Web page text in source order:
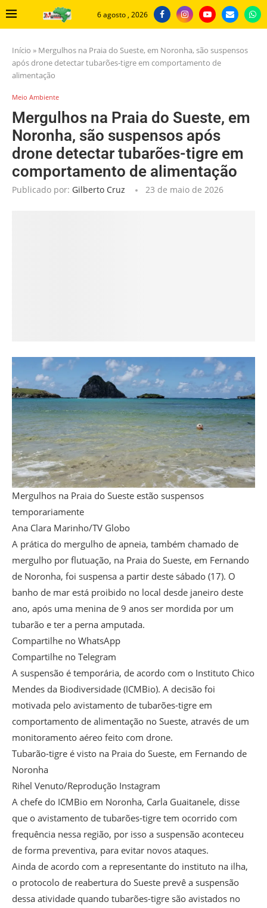
6 agosto , 2026
Início » Mergulhos na Praia do Sueste, em Noronha, são suspensos
após drone detectar tubarões-tigre em comportamento de
alimentação
Meio Ambiente
Mergulhos na Praia do Sueste, em
Noronha, são suspensos após
drone detectar tubarões-tigre em
comportamento de alimentação
Publicado por: Gilberto Cruz 23 de maio de 2026
Mergulhos na Praia do Sueste estão suspensos
temporariamente
Ana Clara Marinho/TV Globo
A prática do mergulho de apneia, também chamado de
mergulho por flutuação, na Praia do Sueste, em Fernando
de Noronha, foi suspensa a partir deste sábado (17). O
banho de mar está proibido no local desde janeiro deste
ano, após uma menina de 9 anos ser mordida por um
tubarão e ter a perna amputada.
Compartilhe no WhatsApp
Compartilhe no Telegram
A suspensão é temporária, de acordo com o Instituto Chico
Mendes da Biodiversidade (ICMBio). A decisão foi
motivada pelo avistamento de tubarões-tigre em
comportamento de alimentação no Sueste, através de um
monitoramento aéreo feito com drone.
Tubarão-tigre é visto na Praia do Sueste, em Fernando de
Noronha
Rihel Venuto/Reprodução Instagram
A chefe do ICMBio em Noronha, Carla Guaitanele, disse
que o avistamento de tubarões-tigre tem ocorrido com
frequência nessa região, por isso a suspensão aconteceu
de forma preventiva, para evitar novos ataques.
Ainda de acordo com a representante do instituto na ilha,
o protocolo de reabertura do Sueste prevê a suspensão
dessa atividade quando tubarões-tigre são avistados no